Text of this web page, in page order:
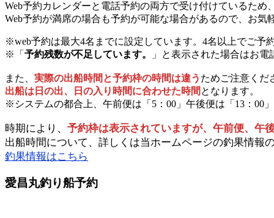
Web予約カレンダーと電話予約の両方で受け付けているため
Web予約が満席の場合も予約が可能な場合があるので、お気
※web予約は最大4名までに設定しています。4名以上でご予
※「 予約残数が不足しています。 」と表示された場合はお
また、 実際の出船時間と予約枠の時間は違う ためご注意くだ
出船は日の出、日の入り時間に合わせた時間 となります。
※システムの都合上、午前便は「5：00」午後便は「13：00
時期により、 予約枠は表示されていますが、午前便、午
出船時間について、詳しくは当ホームページの釣果情報
釣果情報はこちら
愛昌丸釣り船予約